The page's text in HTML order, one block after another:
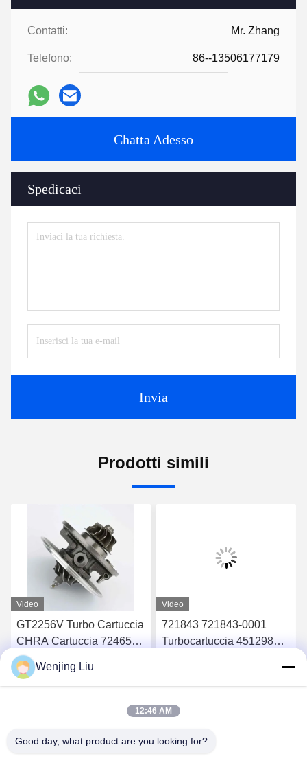
Contatti: Mr. Zhang
Telefono: 86--13506177179
Chatta Adesso
Spedicaci
Invia
Prodotti simili
Video
GT2256V Turbo Cartuccia
CHRA Cartuccia 724652
724652-0001 Per Ford
Ranger 2.8 94Kw
Chatta Adesso
Video
721843 721843-0001
Turbocartuccia 451298
Chatta Adesso
Wenjing Liu
12:46 AM
Good day, what product are you looking for?